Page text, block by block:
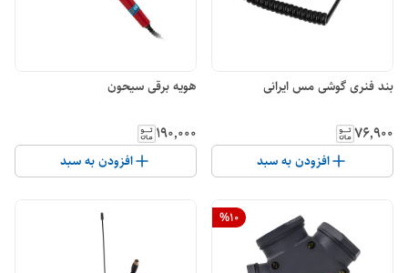
بند فنری گوشی مس ایرانی
۷۶٬۹۰۰
افزودن به سبد
هویه برقی سیحون
۱۹۰٬۰۰۰
افزودن به سبد
%10